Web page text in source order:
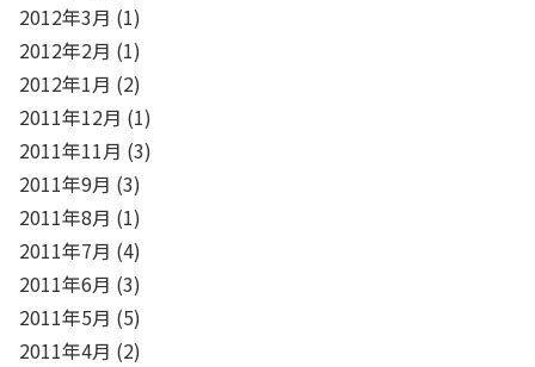
2012年3月 (1)
2012年2月 (1)
2012年1月 (2)
2011年12月 (1)
2011年11月 (3)
2011年9月 (3)
2011年8月 (1)
2011年7月 (4)
2011年6月 (3)
2011年5月 (5)
2011年4月 (2)